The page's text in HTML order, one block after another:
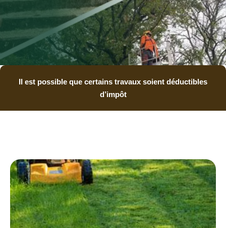
Il est possible que certains travaux soient déductibles
d’impôt